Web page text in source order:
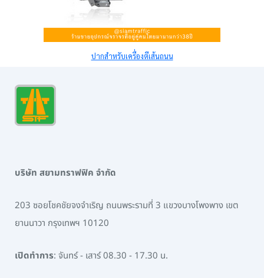
ปากสำหรับเครื่องตีเส้นถนน
บริษัท สยามทราฟฟิค จำกัด
203 ซอยโชคชัยจงจำเริญ ถนนพระรามที่ 3 แขวงบางโพงพาง เขต
ยานนาวา กรุงเทพฯ 10120
เปิดทำการ: จันทร์ - เสาร์ 08.30 - 17.30 น.